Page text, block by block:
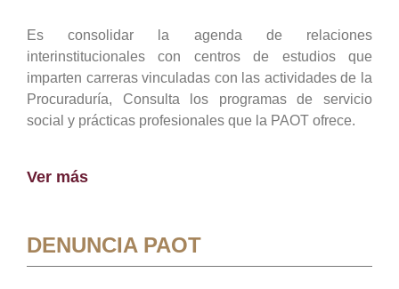
Es consolidar la agenda de relaciones
interinstitucionales con centros de estudios que
imparten carreras vinculadas con las actividades de la
Procuraduría, Consulta los programas de servicio
social y prácticas profesionales que la PAOT ofrece.
Ver más
DENUNCIA PAOT